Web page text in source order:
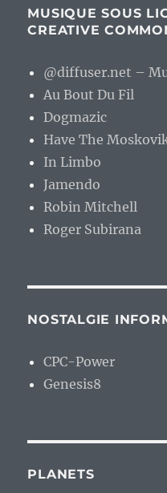
MUSIQUE SOUS
CREATIVE
@diffuser.net –
Au Bout Du Fil
Dogmazic
Have The
In Limbo
Jamendo
Robin Mitchell
Roger Subirana
NOSTALGIE
CPC-Power
Genesis8
PLANETS